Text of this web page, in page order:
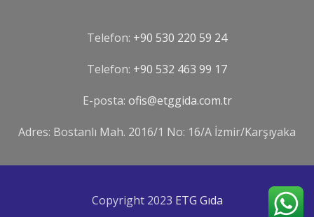
Telefon: +90 530 220 59 24
Telefon: ‪+90 532 463 99 17‬
E-posta: ofis@etggida.com.tr
Adres: Bostanlı Mah. 2016/1 No: 16/A İzmir/Karşıyaka
Copyright 2023 ETG Gıda